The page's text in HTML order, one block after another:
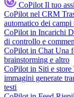
CoPilot Il tuo
CoPilot nel CRM
automatico dei
CoPilot in Incarichi
di controllo e
CoPilot in Chat Una
brainstorming e altro
CoPilot in Siti e store
immagini generate
testi